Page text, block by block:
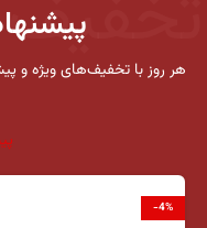
هر روز با تخفیف‌های ویژه و
-4%